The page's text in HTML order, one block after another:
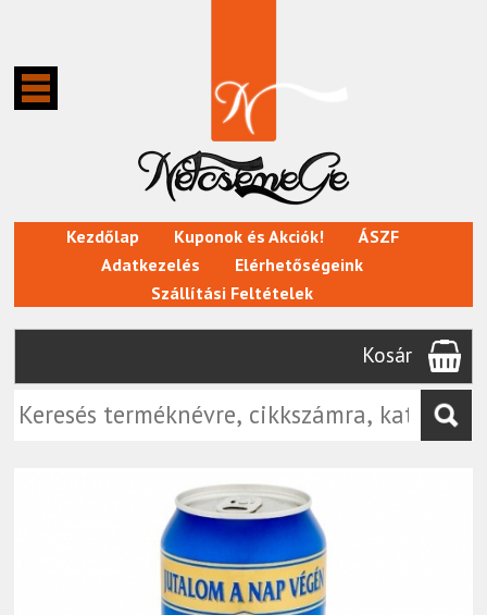
Kezdőlap Kuponok és Akciók!
ÁSZF
Adatkezelés
Elérhetőségeink
Szállítási Feltételek
Kosár